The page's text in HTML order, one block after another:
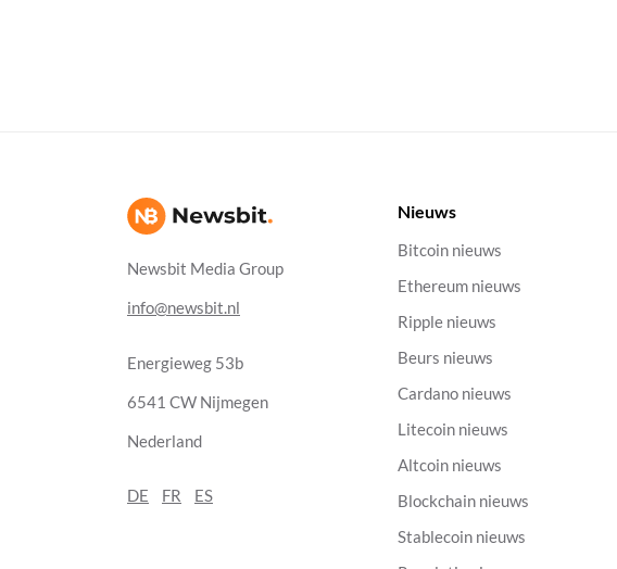
Newsbit Media Group
info@newsbit.nl
Energieweg 53b
6541 CW Nijmegen
Nederland
DE FR ES
Nieuws
Bitcoin nieuws
Ethereum nieuws
Ripple nieuws
Beurs nieuws
Cardano nieuws
Litecoin nieuws
Altcoin nieuws
Blockchain nieuws
Stablecoin nieuws